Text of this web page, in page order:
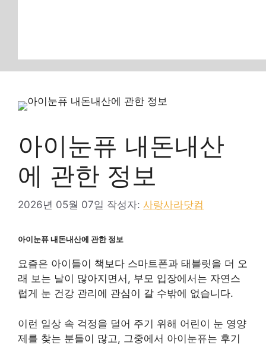
아이눈퓨 내돈내산
에 관한 정보
2026년 05월 07일 작성자: 사랑사라닷컴
아이눈퓨 내돈내산에 관한 정보
요즘은 아이들이 책보다 스마트폰과 태블릿을 더 오
래 보는 날이 많아지면서, 부모 입장에서는 자연스
럽게 눈 건강 관리에 관심이 갈 수밖에 없습니다.
이런 일상 속 걱정을 덜어 주기 위해 어린이 눈 영양
제를 찾는 분들이 많고, 그중에서 아이눈퓨는 후기